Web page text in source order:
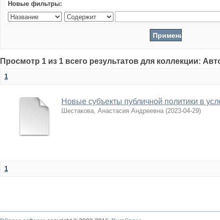
Новые фильтры:
Просмотр 1 из 1 всего результатов для коллекции:
1
Новые субъекты публичной политики в
Шестакова, Анастасия Андреевна (2023-04-29)
1